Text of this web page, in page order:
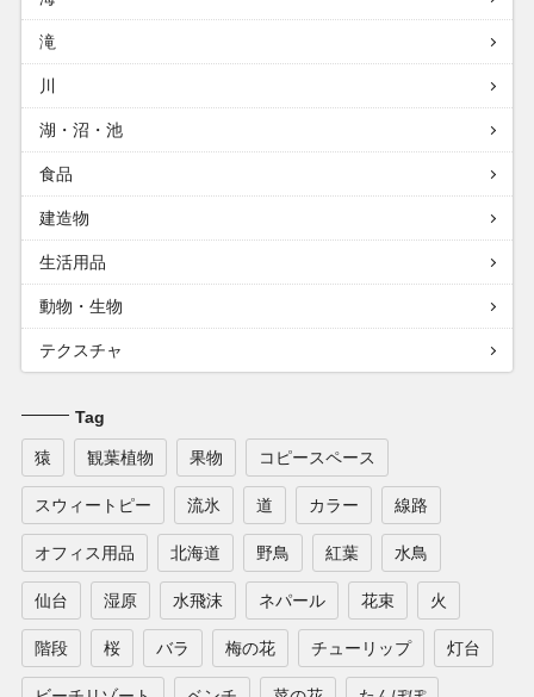
滝
川
湖・沼・池
食品
建造物
生活用品
動物・生物
テクスチャ
Tag
猿 観葉植物 果物 コピースペース
スウィートピー 流氷 道 カラー 線路
オフィス用品 北海道 野鳥 紅葉 水鳥
仙台 湿原 水飛沫 ネパール 花束 火
階段 桜 バラ 梅の花 チューリップ 灯台